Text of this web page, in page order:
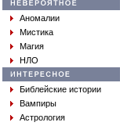
Аномалии
Мистика
Магия
НЛО
Библейские истории
Вампиры
Астрология